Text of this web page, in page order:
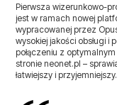
Pierwsza wizerunkowo-
jest w ramach nowej
wypracowanej przez
wysokiej jakości obsługi
połączeniu z
stronie neonet.pl –
łatwiejszy i przyjemniejszy.